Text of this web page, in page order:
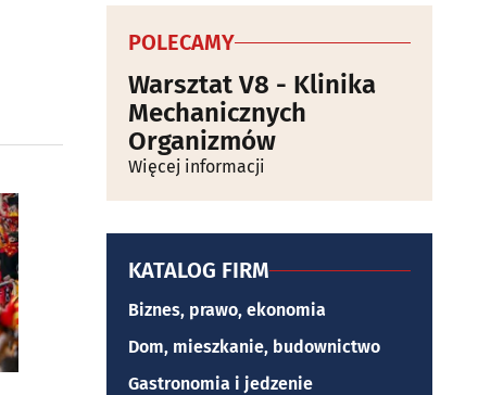
POLECAMY
Warsztat V8 - Klinika
Mechanicznych
Organizmów
Więcej informacji
KATALOG FIRM
Biznes, prawo, ekonomia
Dom, mieszkanie, budownictwo
Gastronomia i jedzenie